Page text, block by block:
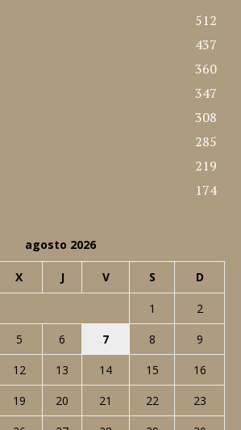
512
437
360
347
308
285
219
174
agosto 2026
X J V S D
1
2
5 6 7 8
9
12 13 14 15
16
19 20 21 22
23